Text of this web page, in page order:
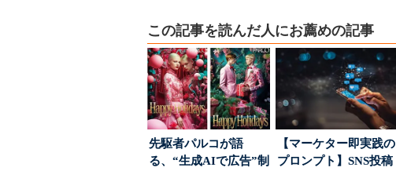
この記事を読んだ人にお薦めの記事
先駆者パルコが語
る、“生成AIで広告”制
【マーケター即実践の
プロンプト】SNS投稿